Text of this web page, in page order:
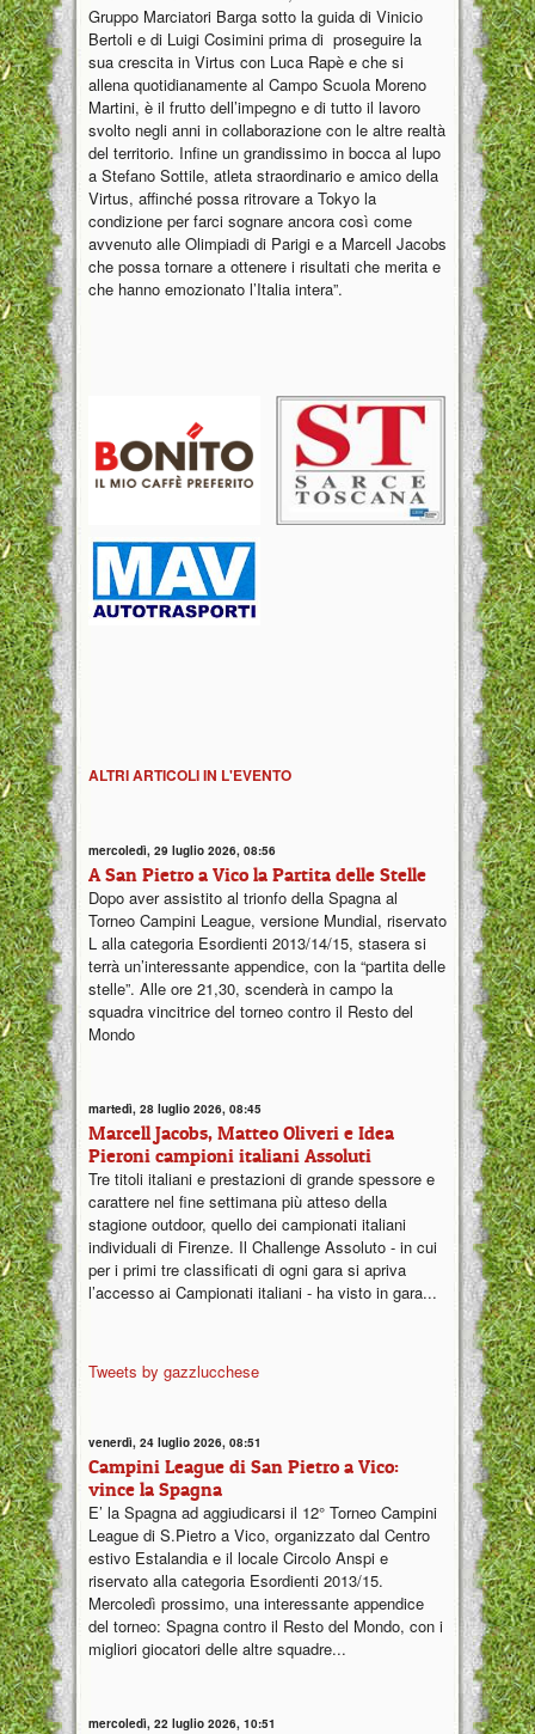
Gruppo Marciatori Barga sotto la guida di Vinicio
Bertoli e di Luigi Cosimini prima di proseguire la
sua crescita in Virtus con Luca Rapè e che si
allena quotidianamente al Campo Scuola Moreno
Martini, è il frutto dell’impegno e di tutto il lavoro
svolto negli anni in collaborazione con le altre realtà
del territorio. Infine un grandissimo in bocca al lupo
a Stefano Sottile, atleta straordinario e amico della
Virtus, affinché possa ritrovare a Tokyo la
condizione per farci sognare ancora così come
avvenuto alle Olimpiadi di Parigi e a Marcell Jacobs
che possa tornare a ottenere i risultati che merita e
che hanno emozionato l’Italia intera”.
ALTRI ARTICOLI IN L'EVENTO
mercoledì, 29 luglio 2026, 08:56
A San Pietro a Vico la Partita delle Stelle
Dopo aver assistito al trionfo della Spagna al
Torneo Campini League, versione Mundial, riservato
L alla categoria Esordienti 2013/14/15, stasera si
terrà un’interessante appendice, con la “partita delle
stelle”. Alle ore 21,30, scenderà in campo la
squadra vincitrice del torneo contro il Resto del
Mondo
martedì, 28 luglio 2026, 08:45
Marcell Jacobs, Matteo Oliveri e Idea
Pieroni campioni italiani Assoluti
Tre titoli italiani e prestazioni di grande spessore e
carattere nel fine settimana più atteso della
stagione outdoor, quello dei campionati italiani
individuali di Firenze. Il Challenge Assoluto - in cui
per i primi tre classificati di ogni gara si apriva
l’accesso ai Campionati italiani - ha visto in gara...
Tweets by gazzlucchese
venerdì, 24 luglio 2026, 08:51
Campini League di San Pietro a Vico:
vince la Spagna
E’ la Spagna ad aggiudicarsi il 12° Torneo Campini
League di S.Pietro a Vico, organizzato dal Centro
estivo Estalandia e il locale Circolo Anspi e
riservato alla categoria Esordienti 2013/15.
Mercoledì prossimo, una interessante appendice
del torneo: Spagna contro il Resto del Mondo, con i
migliori giocatori delle altre squadre...
mercoledì, 22 luglio 2026, 10:51